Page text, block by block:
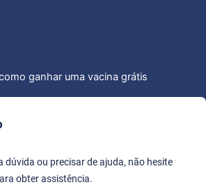
ganhar uma vacina grátis
dúvida ou precisar de ajuda, não hesite
obter assistência.